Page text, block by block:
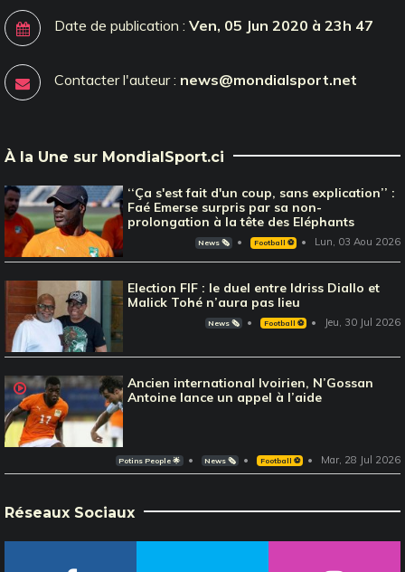
Date de publication : Ven, 05 Jun 2020 à 23h 47
Contacter l'auteur : news@mondialsport.net
À la Une sur MondialSport.ci
‘‘Ça s'est fait d'un coup, sans explication’’ :
Faé Emerse surpris par sa non-
prolongation à la tête des Eléphants
News 🗞️ Football ⚽️ Lun, 03 Aou 2026
Election FIF : le duel entre Idriss Diallo et
Malick Tohé n’aura pas lieu
News 🗞️ Football ⚽️ Jeu, 30 Jul 2026
Ancien international Ivoirien, N’Gossan
Antoine lance un appel à l’aide
Potins People 🌟 News 🗞️ Football ⚽️ Mar, 28 Jul 2026
Réseaux Sociaux